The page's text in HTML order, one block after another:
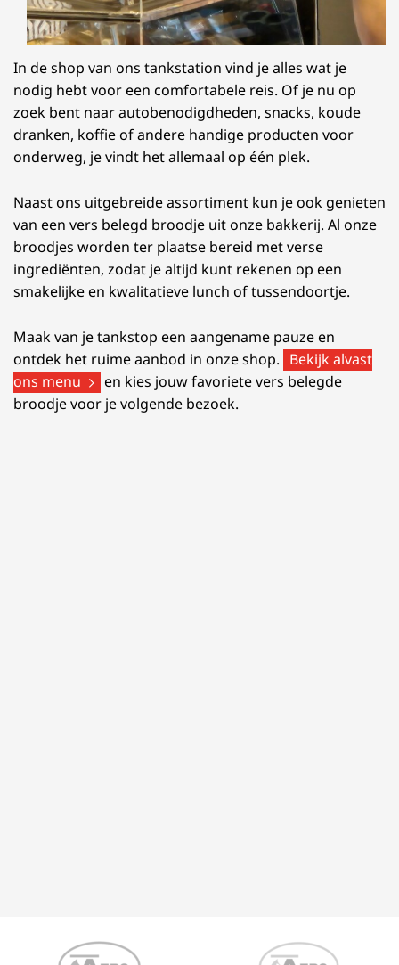
In de shop van ons tankstation vind je alles wat je
nodig hebt voor een comfortabele reis. Of je nu op
zoek bent naar autobenodigdheden, snacks, koude
dranken, koffie of andere handige producten voor
onderweg, je vindt het allemaal op één plek.
Naast ons uitgebreide assortiment kun je ook genieten
van een vers belegd broodje uit onze bakkerij. Al onze
broodjes worden ter plaatse bereid met verse
ingrediënten, zodat je altijd kunt rekenen op een
smakelijke en kwalitatieve lunch of tussendoortje.
Maak van je tankstop een aangename pauze en
ontdek het ruime aanbod in onze shop. Bekijk alvast
ons menu
en kies jouw favoriete vers belegde
broodje voor je volgende bezoek.